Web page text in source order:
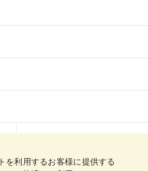
を利用するお客様に提供する